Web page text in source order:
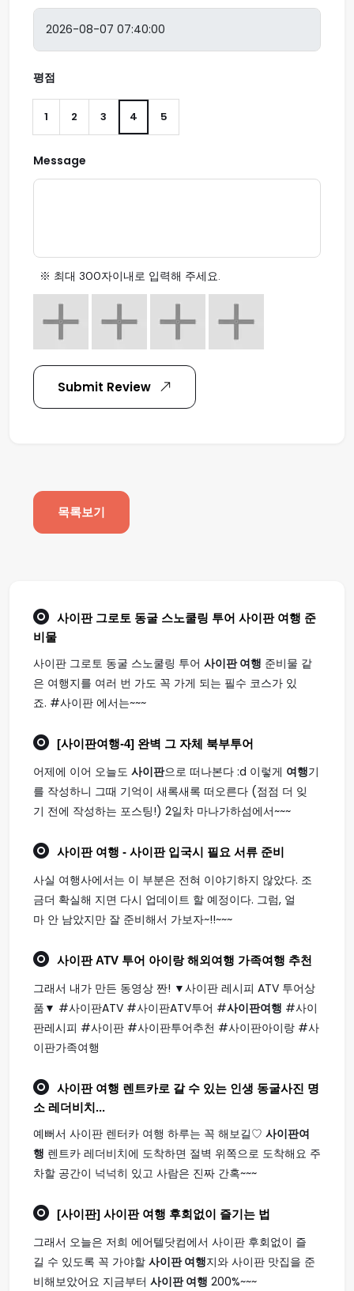
평점
1 2 3 4 5
Message
※ 최대 300자이내로 입력해 주세요.
Submit Review
목록보기
사이판 그로토 동굴 스노쿨링 투어 사이판 여행 준
비물
사이판 그로토 동굴 스노쿨링 투어 사이판 여행 준비물 같
은 여행지를 여러 번 가도 꼭 가게 되는 필수 코스가 있
죠. #사이판 에서는~~~
[사이판여행-4] 완벽 그 자체 북부투어
어제에 이어 오늘도 사이판으로 떠나본다 :d 이렇게 여행기
를 작성하니 그때 기억이 새록새록 떠오른다 (점점 더 잊
기 전에 작성하는 포스팅!) 2일차 마나가하섬에서~~~
사이판 여행 - 사이판 입국시 필요 서류 준비
사실 여행사에서는 이 부분은 전혀 이야기하지 않았다. 조
금더 확실해 지면 다시 업데이트 할 예정이다. 그럼, 얼
마 안 남았지만 잘 준비해서 가보자~!!~~~
사이판ATV 투어 아이랑 해외 여행 가족여행 추천
그래서 내가 만든 동영상 짠! ▼사이판 레시피 ATV 투어상
품▼ #사이판ATV #사이판ATV투어 #사이판여행 #사이
판레시피 #사이판 #사이판투어추천 #사이판아이랑 #사
이판가족여행
사이판 여행 렌트카로 갈 수 있는 인생 동굴사진 명
소 레더비치...
예뻐서 사이판 렌터카 여행 하루는 꼭 해보길♡ 사이판여
행 렌트카 레더비치에 도착하면 절벽 위쪽으로 도착해요 주
차할 공간이 넉넉히 있고 사람은 진짜 간혹~~~
[사이판] 사이판 여행 후회없이 즐기는 법
그래서 오늘은 저희 에어텔닷컴에서 사이판 후회없이 즐
길 수 있도록 꼭 가야할 사이판 여행지와 사이판 맛집을 준
비해보았어요 지금부터 사이판 여행 200%~~~